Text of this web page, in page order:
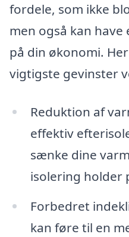
fordele, som ikke
men også kan
på din økonomi.
vigtigste gevinster
Reduktion af
effektiv
sænke dine
isolering holder
Forbedret
kan føre til en